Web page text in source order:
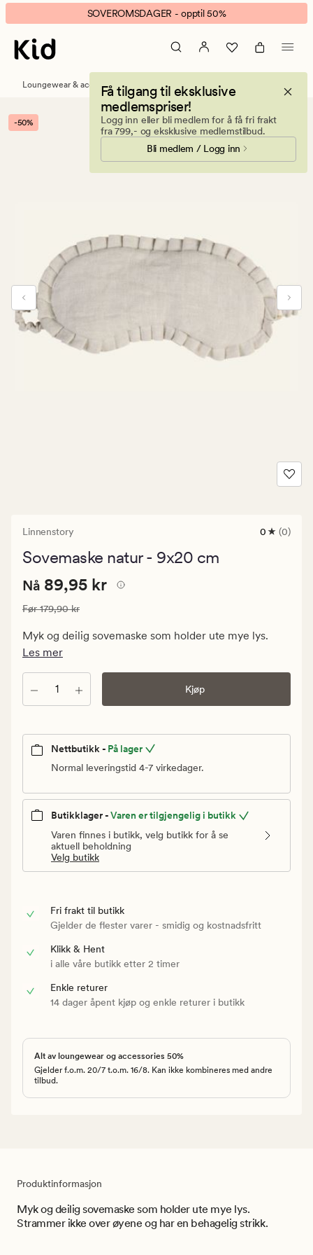
Linnenstory
sovemaske
natur
banner.
Klikk
ESCAPE
pause.
SOVEROMSDAGER - opptil 50%
Få tilgang til eksklusive
medlemspriser!
Logg inn eller bli medlem for å få fri frakt
fra 799,- og eksklusive medlemstilbud.
Bli medlem / Logg inn
Loungewear & accessories Sovemasker
-50%
Linnenstory
0
0 (0)
Sovemaske natur - 9x20 cm
Nåværende
89,95
kr.
Vanlig
Nåværende pris
Nå 89,95 kr
Vanlig pris 179,90 kr
Før179,90 kr
Myk og deilig sovemaske som holder ute mye lys.
Les mer
Antall Kjøp
Nettbutikk - På lager
Normal leveringstid 4-7 virkedager.
Butikklager -Varen er tilgjengelig i butikk
Varen finnes i butikk, velg butikk for å se
aktuell beholdning
Velg butikk
Fri frakt til butikk
Gjelder de flester varer - smidig og kostnadsfritt
Klikk & Hent
i alle våre butikk etter 2 timer
Enkle returer
14 dager åpent kjøp og enkle returer i butikk
Alt av loungewear og accessories 50%
Gjelder f.o.m. 20/7 t.o.m. 16/8. Kan ikke kombineres med andre
tilbud.
Produktinformasjon
Myk og deilig sovemaske som holder ute mye lys.
Strammer ikke over øyene og har en behagelig strikk.